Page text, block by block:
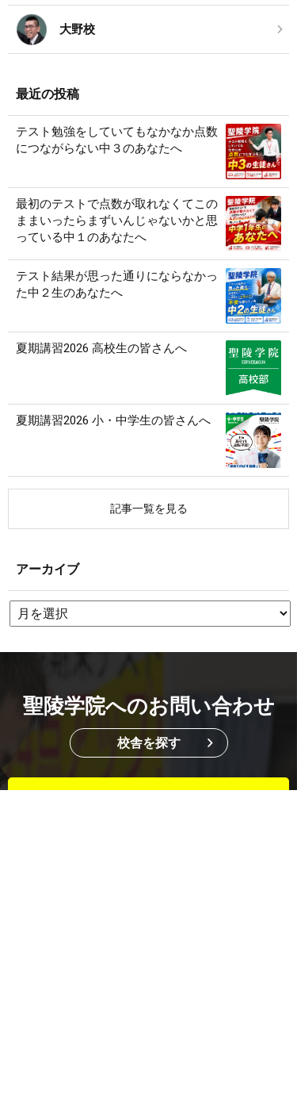
大野校
最近の投稿
テスト勉強をしていてもなかなか点数
につながらない中３のあなたへ
最初のテストで点数が取れなくてこの
ままいったらまずいんじゃないかと思
っている中１のあなたへ
テスト結果が思った通りにならなかっ
た中２生のあなたへ
夏期講習2026 高校生の皆さんへ
夏期講習2026 小・中学生の皆さんへ
記事一覧を見る
アーカイブ
聖陵学院へのお問い合わせ
校舎を探す